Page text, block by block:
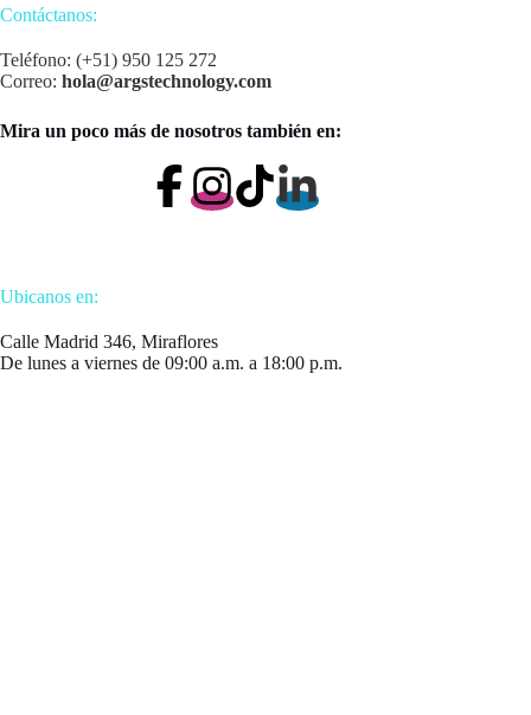
Contáctanos:
Teléfono: (+51) 950 125 272
Correo: hola@argstechnology.com
Mira un poco más de nosotros también en:
Ubicanos en:
Calle Madrid 346, Miraflores
De lunes a viernes de 09:00 a.m. a 18:00 p.m.